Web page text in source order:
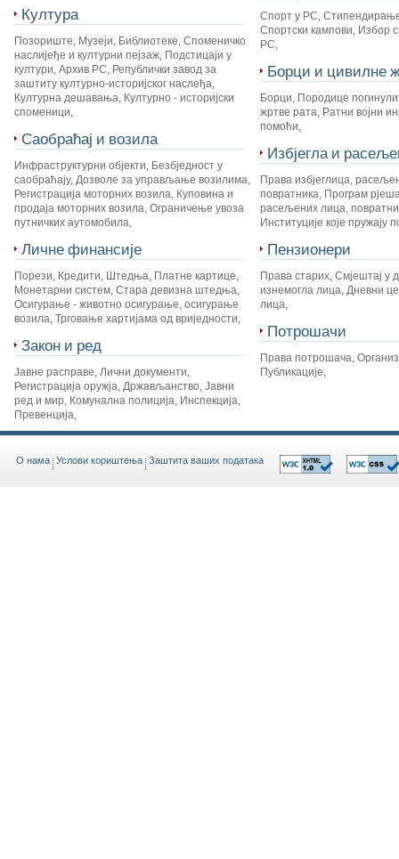
Култура
Позориште, Музеји, Библиотеке, Споменичко
наслијеђе и културни пејзаж, Подстицаји у
култури, Архив РС, Републички завод за
заштиту културно-историјског наслеђа,
Културна дешавања, Културно - историјски
споменици,
Саобраћај и возила
Инфраструктурни објекти, Безбједност у
саобраћају, Дозволе за управљање возилима,
Регистрација моторних возила, Куповина и
продаја моторних возила, Ограничење увоза
путничких аутомобила,
Личне финансије
Порези, Кредити, Штедња, Платне картице,
Монетарни систем, Стара девизна штедња,
Осигурање - животно осигурање, осигурање
возила, Трговање хартијама од вриједности,
Закон и ред
Јавне расправе, Лични документи,
Регистрација оружја, Држављанство, Јавни
ред и мир, Комунална полиција, Инспекција,
Превенција,
Спорт у РС,
Спортски кампови, Избор
РС,
Борци и цивилне
Борци, Породице
жртве рата, Ратни војни
помоћи,
Избјегла и
Права избјеглица,
повратника, Програм
расељених лица,
Институције које пружају
Пензионери
Права старих, Смјештај у
изнемогла лица, Дневни
лица,
Потрошачи
Права потрошача,
Публикације,
O нама Услови кориштења Заштита ваших података